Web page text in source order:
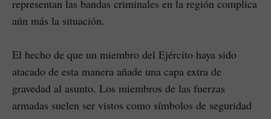
representan las bandas criminales en la región complica
aún más la situación.
El hecho de que un miembro del Ejército haya sido
atacado de esta manera añade una capa extra de
gravedad al asunto. Los miembros de las fuerzas
armadas suelen ser vistos como símbolos de seguridad